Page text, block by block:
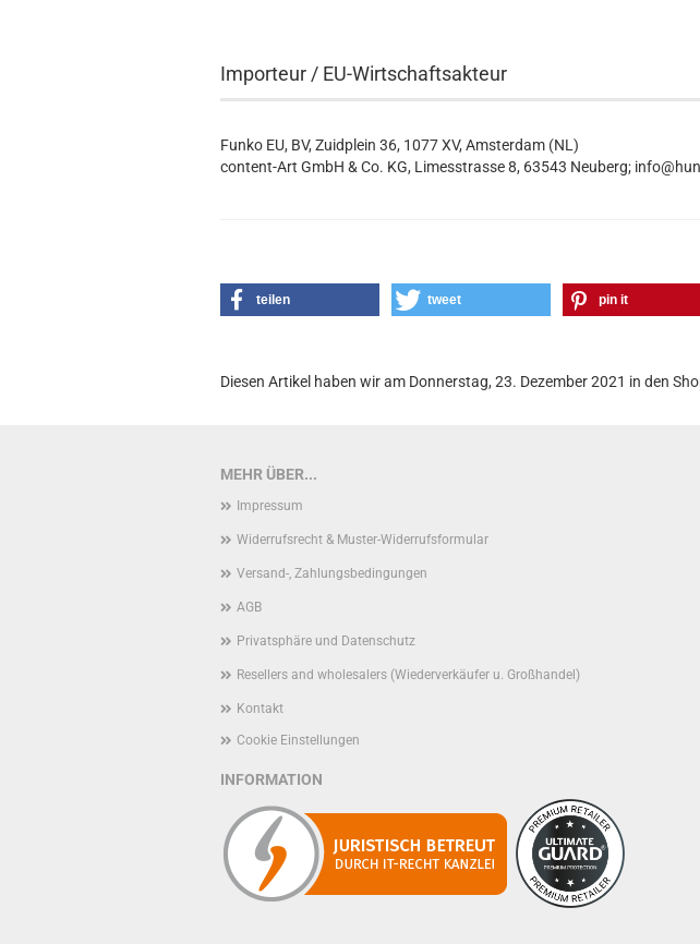
Importeur / EU-Wirtschaftsakteur
Funko EU, BV, Zuidplein 36, 1077 XV, Amsterdam (NL)
content-Art GmbH & Co. KG, Limesstrasse 8, 63543 Neuberg;
teilen tweet pin it
Diesen Artikel haben wir am Donnerstag, 23. Dezember 2021 in den
MEHR ÜBER...
Impressum
Widerrufsrecht & Muster-Widerrufsformular
Versand-, Zahlungsbedingungen
AGB
Privatsphäre und Datenschutz
Resellers and wholesalers (Wiederverkäufer u. Großhandel)
Kontakt
Cookie Einstellungen
INFORMATION